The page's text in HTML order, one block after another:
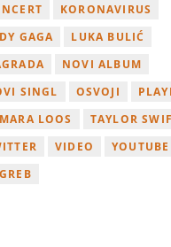
KORONAVIRUS
GAGA
LUKA BULIĆ
NOVI ALBUM
SINGL
OSVOJI
LOOS
TAYLOR
VIDEO
YOUTUBE